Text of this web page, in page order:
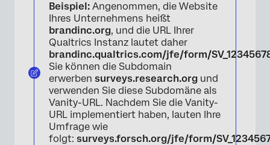
Beispiel: Angenommen, die Website
Ihres Unternehmens heißt
brandinc.org, und die URL Ihrer
Qualtrics Instanz lautet daher
brandinc.qualtrics.com/jfe/form/
Sie können die Subdomain
erwerben surveys.research.org und
verwenden Sie diese Subdomäne als
Vanity-URL. Nachdem Sie die Vanity-
URL implementiert haben, lauten Ihre
Umfrage wie
folgt: surveys.forsch.org/jfe/form/